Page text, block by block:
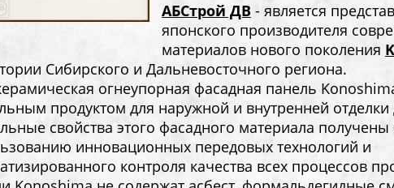
АБСтрой ДВ - является
японского производителя
материалов нового поколения
Сибирского и Дальневосточного региона.
огнеупорная фасадная панель
продуктом для наружной и внутренней отделки
свойства этого фасадного материала получены
инновационных передовых технологий и
контроля качества всех процессов